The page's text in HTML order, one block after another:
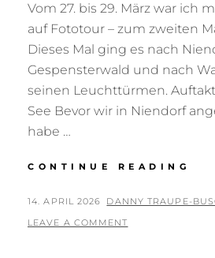
Vom 27. bis 29. März war ich
auf Fototour – zum zweiten
Dieses Mal ging es nach
Gespensterwald und nach
seinen Leuchttürmen.
See Bevor wir in Niendorf
habe …
CONTINUE READING
POSTED
ON
14. APRIL 2026 BY
DANNY TRAUPE-
LEAVE A COMMENT